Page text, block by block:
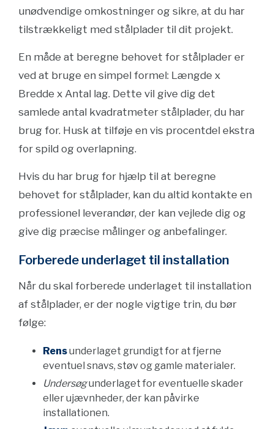
unødvendige omkostninger og sikre, at du har
tilstrækkeligt med stålplader til dit projekt.
En måde at beregne behovet for stålplader er
ved at bruge en simpel formel: Længde x
Bredde x Antal lag. Dette vil give dig det
samlede antal kvadratmeter stålplader, du har
brug for. Husk at tilføje en vis procentdel ekstra
for spild og overlapning.
Hvis du har brug for hjælp til at beregne
behovet for stålplader, kan du altid kontakte en
professionel leverandør, der kan vejlede dig og
give dig præcise målinger og anbefalinger.
Forberede underlaget til installation
Når du skal forberede underlaget til installation
af stålplader, er der nogle vigtige trin, du bør
følge:
Rensunderlaget grundigt for at fjerne
eventuel snavs, støv og gamle materialer.
Undersøgunderlaget for eventuelle skader
eller ujævnheder, der kan påvirke
installationen.